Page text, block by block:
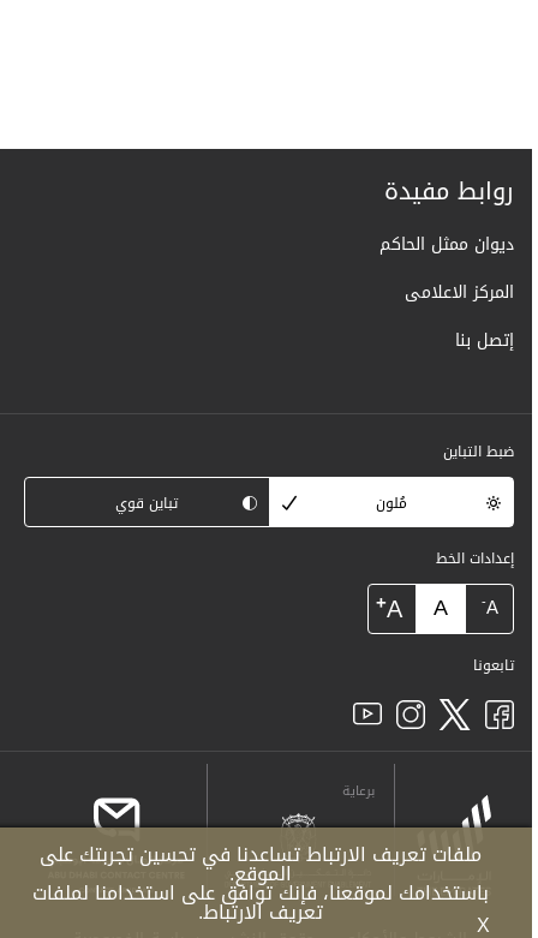
روابط مفيدة
ديوان ممثل الحاكم
المركز الاعلامى
إتصل بنا
ضبط التباين
مُلون
تباين قوي
إعدادات الخط
A
-
A
A
+
تابعونا
برعاية
X
ملفات تعريف الارتباط تساعدنا في تحسين تجربتك على
الموقع.
باستخدامك لموقعنا، فإنك توافق على استخدامنا لملفات
تعريف الارتباط.